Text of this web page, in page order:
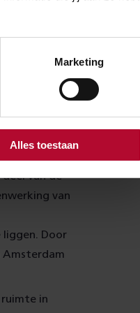
Marketing
Alles toestaan
van de
van
liggen. Door
in